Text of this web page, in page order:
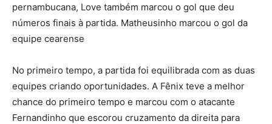
pernambucana, Love também marcou o gol que deu
números finais à partida. Matheusinho marcou o gol da
equipe cearense
No primeiro tempo, a partida foi equilibrada com as duas
equipes criando oportunidades. A Fênix teve a melhor
chance do primeiro tempo e marcou com o atacante
Fernandinho que escorou cruzamento da direita para